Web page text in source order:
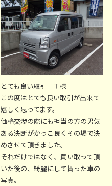
とても良い取引 Ｔ様
この度はとても良い取引が出来て
嬉しく思ってます。
価格交渉の際にも担当の方の男気
ある決断がかっこ良くその場で決
めさせて頂きました。
それだけではなく、買い取って頂
いた後の、綺麗にして貰った車の
写真。